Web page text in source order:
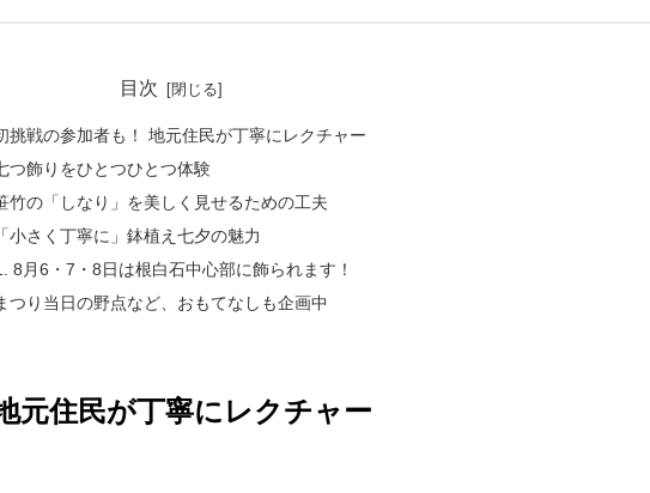
目次
挑戦の参加者も！ 地元住民が丁寧にレクチャー
つ飾りをひとつひとつ体験
竹の「しなり」を美しく見せるための工夫
「小さく丁寧に」鉢植え七夕の魅力
8月6・7・8日は根白石中心部に飾られます！
つり当日の野点など、おもてなしも企画中
元住民が丁寧にレクチャー